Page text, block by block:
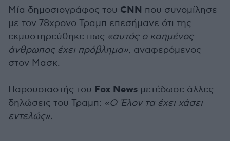
Μία δημοσιογράφος του CNN που συνομίλησε
με τον 78χρονο Τραμπ επεσήμανε ότι της
εκμυστηρεύθηκε πως «αυτός ο καημένος
άνθρωπος έχει πρόβλημα», αναφερόμενος
στον Μασκ.
Παρουσιαστής του Fox News μετέδωσε άλλες
δηλώσεις του Τραμπ: «Ο Έλον τα έχει χάσει
εντελώς».